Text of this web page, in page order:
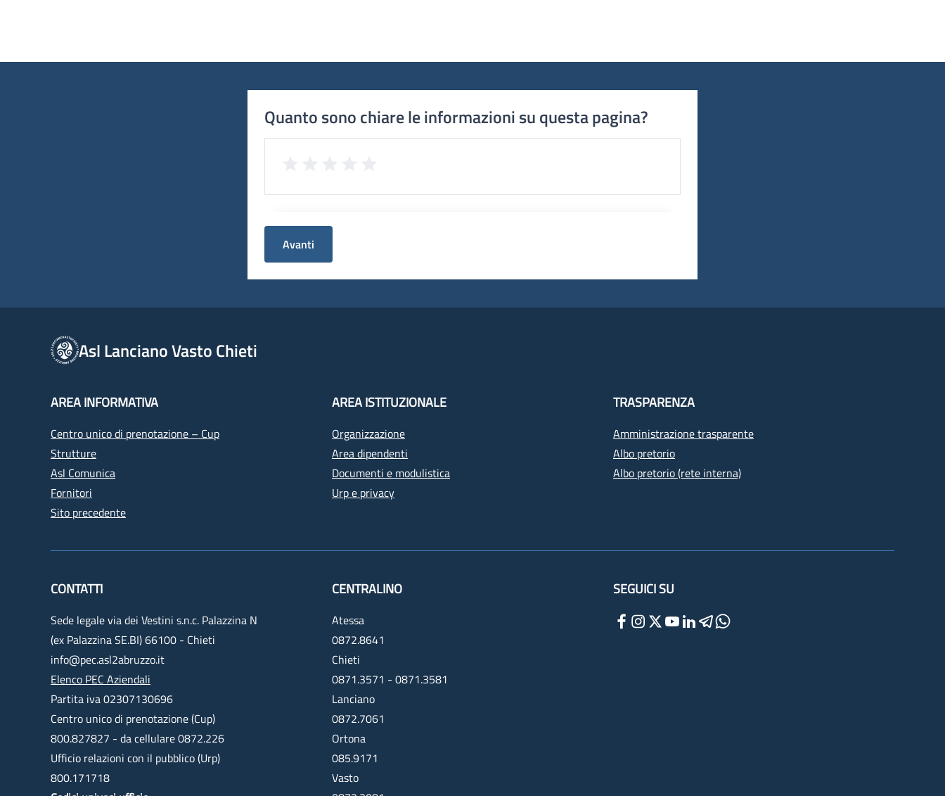
Quanto sono chiare le informazioni su questa pagina?
Avanti
Asl Lanciano Vasto Chieti
AREA INFORMATIVA
Centro unico di prenotazione – Cup
Strutture
Asl Comunica
Fornitori
Sito precedente
AREA ISTITUZIONALE
Organizzazione
Area dipendenti
Documenti e modulistica
Urp e privacy
TRASPARENZA
Amministrazione trasparente
Albo pretorio
Albo pretorio (rete interna)
CONTATTI
Sede legale via dei Vestini s.n.c. Palazzina N
(ex Palazzina SE.BI) 66100 - Chieti
info@pec.asl2abruzzo.it
Elenco PEC Aziendali
Partita iva 02307130696
Centro unico di prenotazione (Cup)
800.827827 - da cellulare 0872.226
Ufficio relazioni con il pubblico (Urp)
800.171718
CENTRALINO
Atessa
0872.8641
Chieti
0871.3571 - 0871.3581
Lanciano
0872.7061
Ortona
085.9171
Vasto
SEGUICI SU